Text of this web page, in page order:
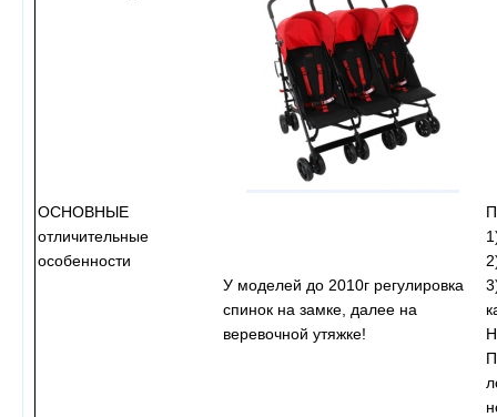
ОСНОВНЫЕ
отличительные
особенности
У моделей до 2010г регулировка
спинок на замке, далее на
веревочной утяжке!